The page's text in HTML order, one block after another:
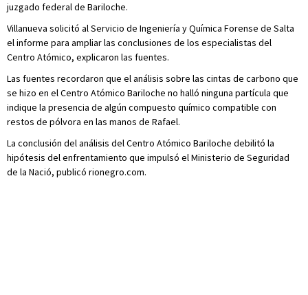
juzgado federal de Bariloche.
Villanueva solicitó al Servicio de Ingeniería y Química Forense de Salta
el informe para ampliar las conclusiones de los especialistas del
Centro Atómico, explicaron las fuentes.
Las fuentes recordaron que el análisis sobre las cintas de carbono que
se hizo en el Centro Atómico Bariloche no halló ninguna partícula que
indique la presencia de algún compuesto químico compatible con
restos de pólvora en las manos de Rafael.
La conclusión del análisis del Centro Atómico Bariloche debilitó la
hipótesis del enfrentamiento que impulsó el Ministerio de Seguridad
de la Nació, publicó rionegro.com.